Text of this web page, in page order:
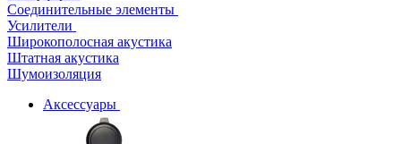
Соединительные элементы
Усилители
Широкополосная акустика
Штатная акустика
Шумоизоляция
Аксессуары